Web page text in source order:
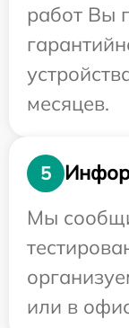
работ Вы
месяцев.
5
Мы
или в